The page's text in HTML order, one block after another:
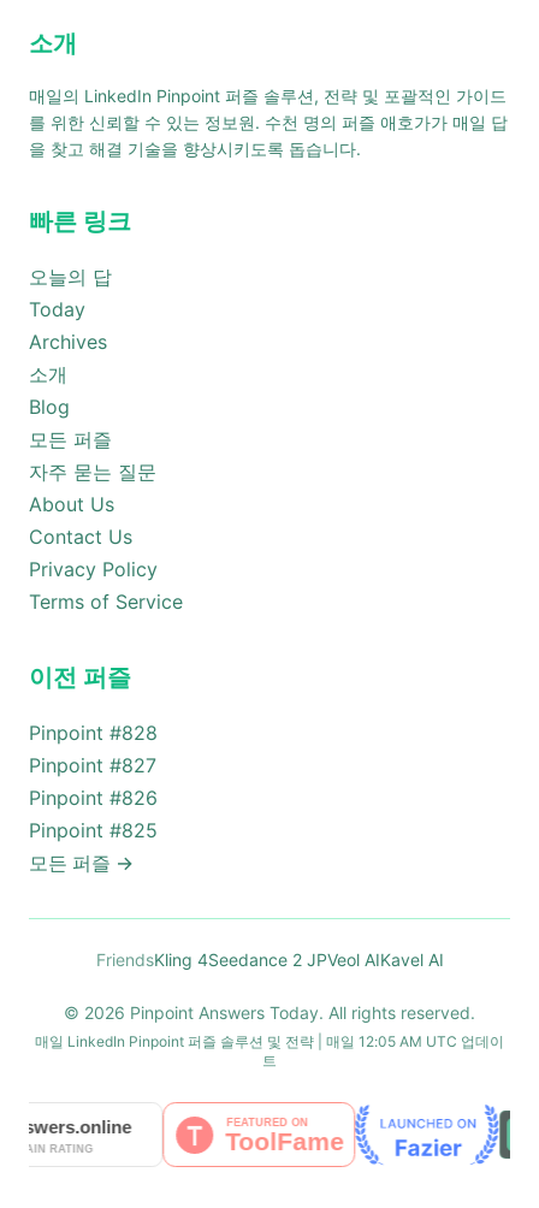
소개
매일의 LinkedIn Pinpoint 퍼즐 솔루션, 전략 및 포괄적인 가이드
를 위한 신뢰할 수 있는 정보원. 수천 명의 퍼즐 애호가가 매일 답
을 찾고 해결 기술을 향상시키도록 돕습니다.
빠른 링크
오늘의 답
Today
Archives
소개
Blog
모든 퍼즐
자주 묻는 질문
About Us
Contact Us
Privacy Policy
Terms of Service
이전 퍼즐
Pinpoint #828
Pinpoint #827
Pinpoint #826
Pinpoint #825
모든 퍼즐 →
FriendsKling 4Seedance 2 JPVeol AIKavel AI
© 2026 Pinpoint Answers Today. All rights reserved.
매일 LinkedIn Pinpoint 퍼즐 솔루션 및 전략 | 매일 12:05 AM UTC 업데이
트